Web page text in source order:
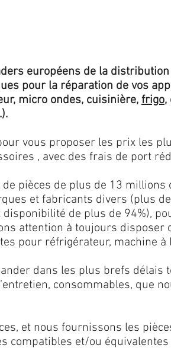
européens de la distribution
pour la réparation de vos
micro ondes, cuisinière, frigo,
vous proposer les prix les
, avec des frais de port
pièces de plus de 13 millions
et fabricants divers (plus
disponibilité de plus de 94%),
attention à toujours disposer
pour réfrigérateur, machine à
dans les plus brefs délais
consommables, que
et nous fournissons les
compatibles et/ou